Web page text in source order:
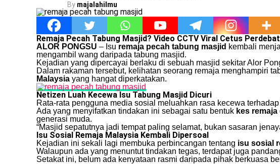
By majalahilmu
Remaja Pecah Tabung Masjid? Video CCTV Viral Cetus
ALOR PONGSU – Isu remaja pecah tabung masjid kembali
mengambil wang daripada tabung masjid.
Kejadian yang dipercayai berlaku di sebuah masjid sekitar Alor
Dalam rakaman tersebut, kelihatan seorang remaja menghampiri
Malaysia yang hangat diperkatakan.
Netizen Luah Kecewa Isu Tabung Masjid Dicuri
Rata-rata pengguna media sosial meluahkan rasa kecewa
Ada yang menyifatkan tindakan ini sebagai satu bentuk kes
generasi muda.
“Masjid sepatutnya jadi tempat paling selamat, bukan sasaran
Isu Sosial Remaja Malaysia Kembali Dipersoal
Kejadian ini sekali lagi membuka perbincangan tentang isu sosial
Walaupun ada yang menuntut tindakan tegas, terdapat juga
Setakat ini, belum ada kenyataan rasmi daripada pihak berkuasa